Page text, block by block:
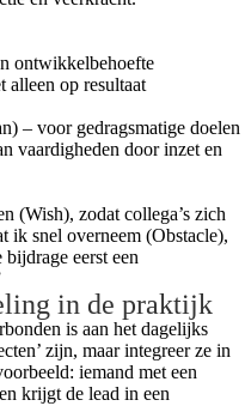
ontwikkelbehoefte
op resultaat
– voor gedragsmatige doelen
vaardigheden door inzet en
(Wish), zodat collega’s zich
ik snel overneem (Obstacle),
eerst een
in de praktijk
is aan het dagelijks
zijn, maar integreer ze in
iemand met een
krijgt de lead in een